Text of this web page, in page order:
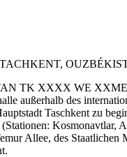
XXXX WE XXMES
außerhalb des
Taschkent zu
Kosmonavtlar,
Allee, des